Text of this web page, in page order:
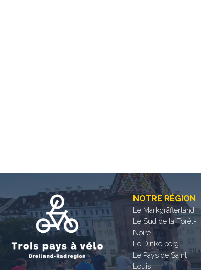
NOTRE RÉGION
Le Markgräflerland
Le Sud de la Forêt-
Noire
Le Dinkelberg
Le Pays de Saint
Louis